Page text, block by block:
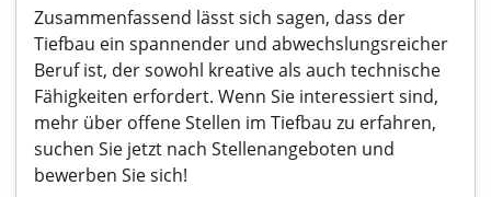
Zusammenfassend lässt sich sagen, dass der
Tiefbau ein spannender und abwechslungsreicher
Beruf ist, der sowohl kreative als auch technische
Fähigkeiten erfordert. Wenn Sie interessiert sind,
mehr über offene Stellen im Tiefbau zu erfahren,
suchen Sie jetzt nach Stellenangeboten und
bewerben Sie sich!